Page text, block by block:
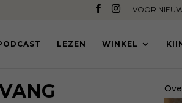
VOOR
LEZEN WINKEL